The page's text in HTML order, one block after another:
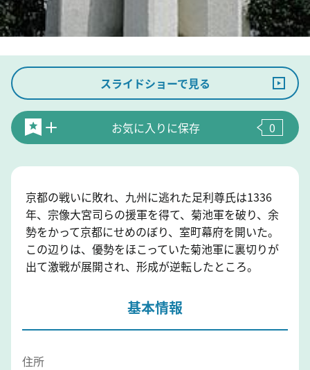
スライドショーで見る
お気に入りに保存 0
京都の戦いに敗れ、九州に逃れた足利尊氏は1336
年、宗像大宮司らの援軍を得て、菊池軍を破り、余
勢をかって京都にせめのぼり、室町幕府を開いた。
この辺りは、優勢をほこっていた菊池軍に裏切りが
出て激戦が展開され、形成が逆転したところ。
基本情報
住所